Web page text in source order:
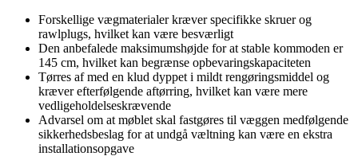
Forskellige vægmaterialer kræver specifikke skruer og
rawlplugs, hvilket kan være besværligt
Den anbefalede maksimumshøjde for at stable kommoden er
145 cm, hvilket kan begrænse opbevaringskapaciteten
Tørres af med en klud dyppet i mildt rengøringsmiddel og
kræver efterfølgende aftørring, hvilket kan være mere
vedligeholdelseskrævende
Advarsel om at møblet skal fastgøres til væggen medfølgende
sikkerhedsbeslag for at undgå væltning kan være en ekstra
installationsopgave